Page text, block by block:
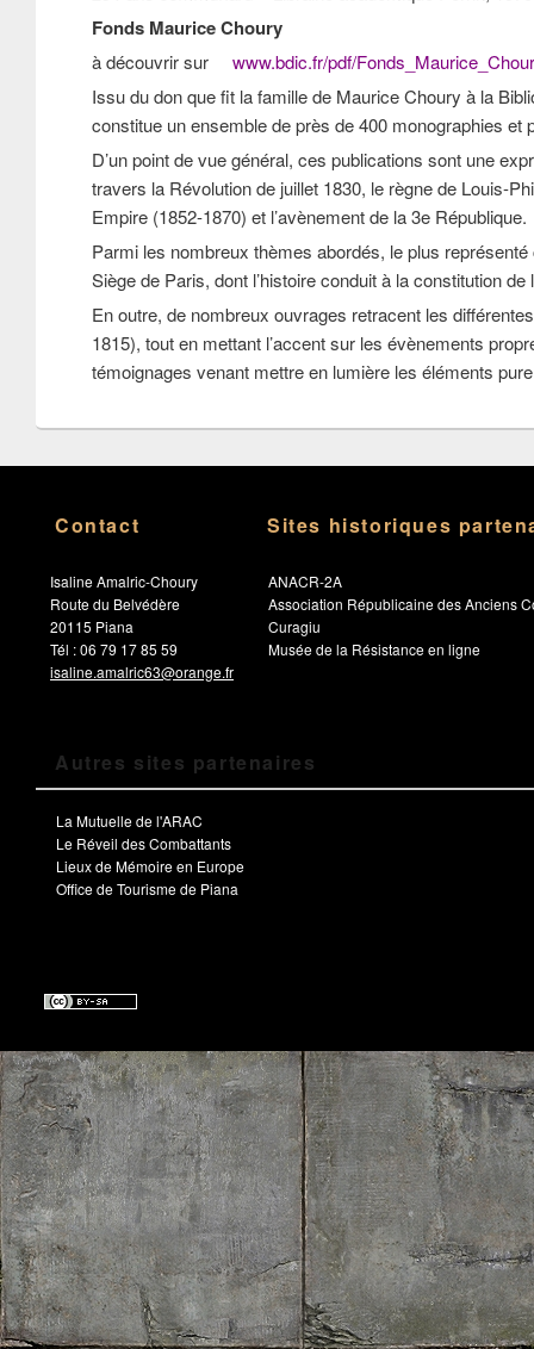
Fonds Maurice Choury
à découvrir sur
www.bdic.fr/pdf/
Issu du don que fit la famille de Maurice Choury à la
constitue un ensemble de près de 400 monographies et
D’un point de vue général, ces publications sont une
travers la Révolution de juillet 1830, le règne de Louis-
Empire (1852-1870) et l’avènement de la 3e République.
Parmi les nombreux thèmes abordés, le plus
Siège de Paris, dont l’histoire conduit à la constitution
En outre, de nombreux ouvrages retracent les
1815), tout en mettant l’accent sur les évènements
témoignages venant mettre en lumière les éléments
Contact
Isaline Amalric-Choury
Route du Belvédère
20115 Piana
Tél : 06 79 17 85 59
isaline.amalric63@orange.fr
Sites historiques
ANACR-2A
Association Républicaine des Anciens
Curagiu
Musée de la Résistance en ligne
Autres sites partenaires
La Mutuelle de l'ARAC
Le Réveil des Combattants
Lieux de Mémoire en Europe
Office de Tourisme de Piana